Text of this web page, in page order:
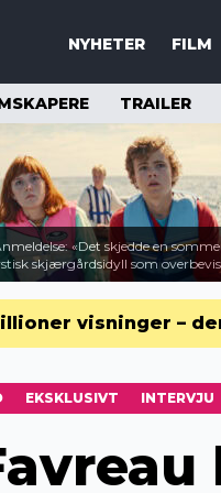
NYHETER FILM
TRAILER
«Det skjedde en
skjærgårdsidyll som
visninger –
EKSKLUSIVT INTERVJU